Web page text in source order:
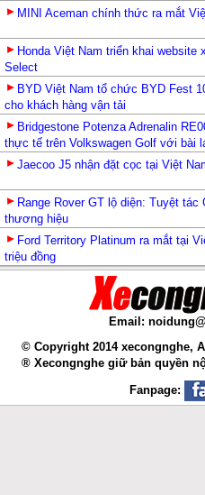
MINI Aceman chính thức ra mắt
Honda Việt Nam triển khai
Select
BYD Việt Nam tổ chức BYD Fest
cho khách hàng vận tải
Bridgestone Potenza Adrenalin
thực tế trên Volkswagen Golf với bài
Jaecoo J5 nhận đặt cọc tại Việt
Range Rover GT lộ diện: Tuyệt tác
thương hiệu
Ford Territory Platinum ra mắt tại
triệu đồng
Email:
© Copyright 2014 xecongnghe,
® Xecongnghe giữ bản quyền
Fanpage: